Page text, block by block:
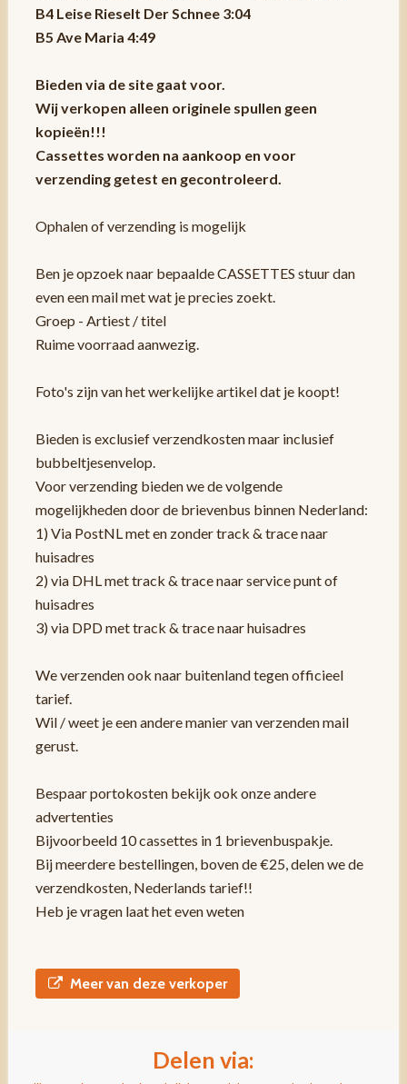
B4 Leise Rieselt Der Schnee 3:04
B5 Ave Maria 4:49
Bieden via de site gaat voor.
Wij verkopen alleen originele spullen geen
kopieën!!!
Cassettes worden na aankoop en voor
verzending getest en gecontroleerd.
Ophalen of verzending is mogelijk
Ben je opzoek naar bepaalde CASSETTES stuur dan
even een mail met wat je precies zoekt.
Groep - Artiest / titel
Ruime voorraad aanwezig.
Foto's zijn van het werkelijke artikel dat je koopt!
Bieden is exclusief verzendkosten maar inclusief
bubbeltjesenvelop.
Voor verzending bieden we de volgende
mogelijkheden door de brievenbus binnen Nederland:
1) Via PostNL met en zonder track & trace naar
huisadres
2) via DHL met track & trace naar service punt of
huisadres
3) via DPD met track & trace naar huisadres
We verzenden ook naar buitenland tegen officieel
tarief.
Wil / weet je een andere manier van verzenden mail
gerust.
Bespaar portokosten bekijk ook onze andere
advertenties
Bijvoorbeeld 10 cassettes in 1 brievenbuspakje.
Bij meerdere bestellingen, boven de €25, delen we de
verzendkosten, Nederlands tarief!!
Heb je vragen laat het even weten
Meer van deze verkoper
Delen via: